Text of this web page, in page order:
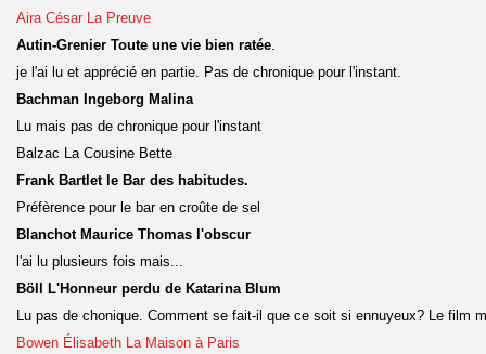
Aira César La Preuve
Autin-Grenier Toute une vie bien ratée
je l'ai lu et apprécié en partie. Pas de chronique pour l'instant.
Bachman Ingeborg Malina
Lu mais pas de chronique pour l'instant
Balzac La Cousine Bette
Frank Bartlet le Bar des habitudes.
Préfèrence pour le bar en croûte de sel
Blanchot Maurice Thomas l'obscur
l'ai lu plusieurs fois mais...
Böll L'Honneur perdu de Katarina Blum
Lu pas de chonique. Comment se fait-il que ce soit si ennuyeux? Le film
Bowen Élisabeth La Maison à Paris